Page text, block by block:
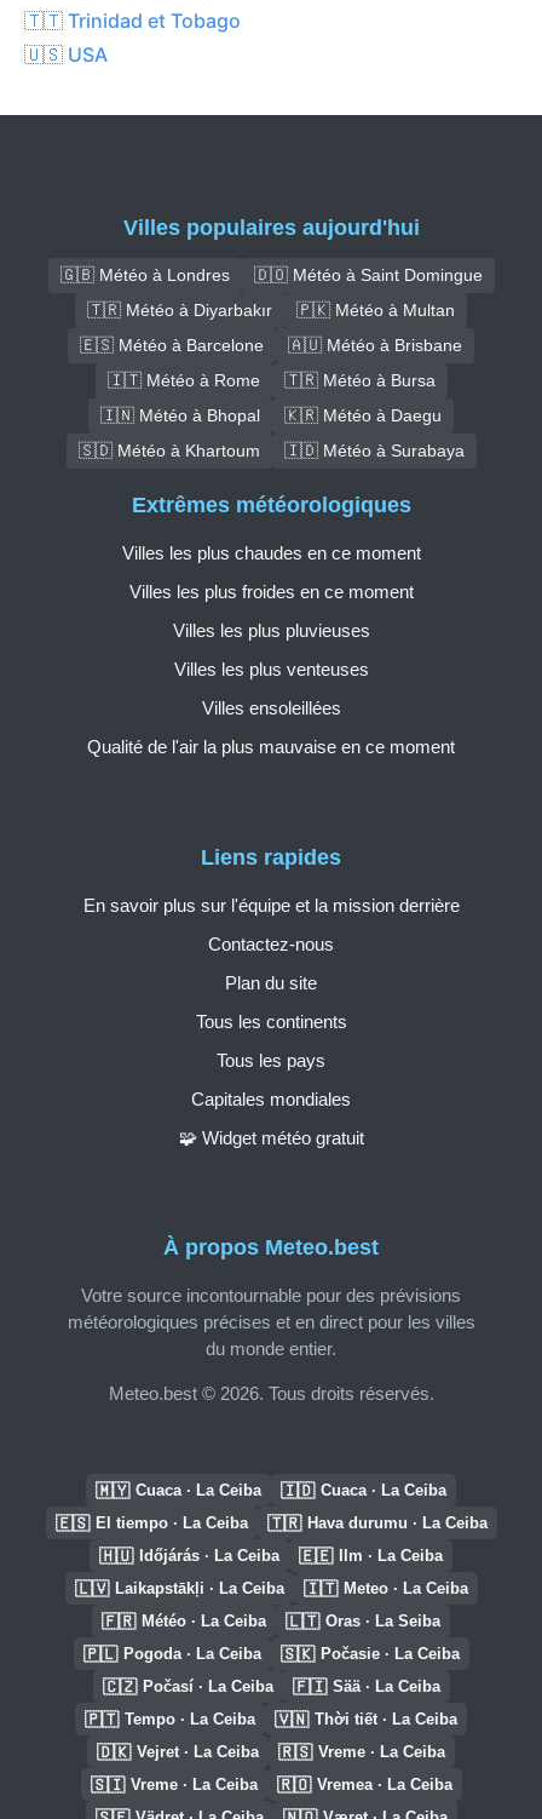
🇹🇹 Trinidad et Tobago
🇺🇸 USA
Villes populaires aujourd'hui
🇬🇧 Météo à Londres
🇩🇴 Météo à Saint Domingue
🇹🇷 Météo à Diyarbakır
🇵🇰 Météo à Multan
🇪🇸 Météo à Barcelone
🇦🇺 Météo à Brisbane
🇮🇹 Météo à Rome
🇹🇷 Météo à Bursa
🇮🇳 Météo à Bhopal
🇰🇷 Météo à Daegu
🇸🇩 Météo à Khartoum
🇮🇩 Météo à Surabaya
À propos Meteo.best
Votre source incontournable pour des prévisions
météorologiques précises et en direct pour les villes
du monde entier.
Meteo.best © 2026. Tous droits réservés.
Liens rapides
En savoir plus sur l'équipe et la mission derrière
Contactez-nous
Plan du site
Tous les continents
Tous les pays
Capitales mondiales
🧩 Widget météo gratuit
Extrêmes météorologiques
Villes les plus chaudes en ce moment
Villes les plus froides en ce moment
Villes les plus pluvieuses
Villes les plus venteuses
Villes ensoleillées
Qualité de l'air la plus mauvaise en ce moment
🇲🇾 Cuaca · La Ceiba 🇮🇩 Cuaca · La Ceiba
🇪🇸 El tiempo · La Ceiba 🇹🇷 Hava durumu · La Ceiba
🇭🇺 Időjárás · La Ceiba 🇪🇪 Ilm · La Ceiba
🇱🇻 Laikapstākļi · La Ceiba 🇮🇹 Meteo · La Ceiba
🇫🇷 Météo · La Ceiba 🇱🇹 Oras · La Seiba
🇵🇱 Pogoda · La Ceiba 🇸🇰 Počasie · La Ceiba
🇨🇿 Počasí · La Ceiba 🇫🇮 Sää · La Ceiba
🇵🇹 Tempo · La Ceiba 🇻🇳 Thời tiết · La Ceiba
🇩🇰 Vejret · La Ceiba 🇷🇸 Vreme · La Ceiba
🇸🇮 Vreme · La Ceiba 🇷🇴 Vremea · La Ceiba